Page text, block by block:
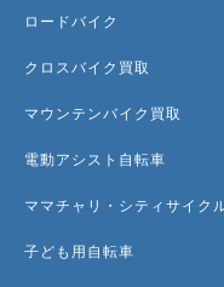
ロードバイク
クロスバイク買取
マウンテンバイク買取
電動アシスト自転車
ママチャリ・シティサイク
子ども用自転車